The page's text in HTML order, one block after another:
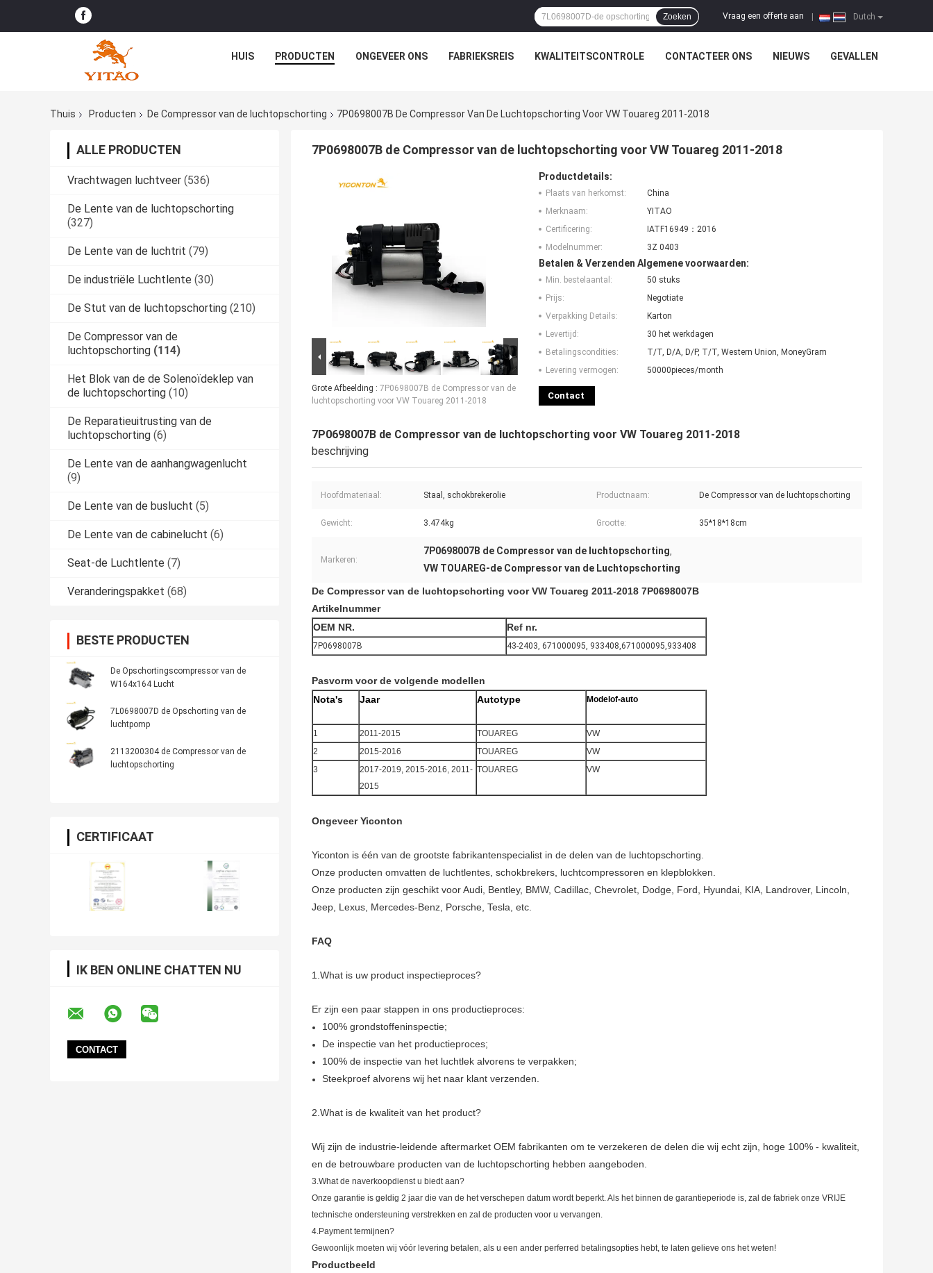
Dutch
Vraag een offerte aan
Zoeken
HUIS PRODUCTEN ONGEVEER ONS FABRIEKSREIS KWALITEITSCONTROLE CONTACTEER ONS NIEUWS GEVALLEN
Thuis Producten De Compressor van de luchtopschorting 7P0698007B De Compressor Van De Luchtopschorting Voor VW Touareg 2011-2018
ALLE PRODUCTEN
Vrachtwagen luchtveer (536)
De Lente van de luchtopschorting
(327)
De Lente van de luchtrit (79)
De industriële Luchtlente (30)
De Stut van de luchtopschorting (210)
De Compressor van de
luchtopschorting (114)
Het Blok van de de Solenoïdeklep van
de luchtopschorting (10)
De Reparatieuitrusting van de
luchtopschorting (6)
De Lente van de aanhangwagenlucht
(9)
De Lente van de buslucht (5)
De Lente van de cabinelucht (6)
Seat-de Luchtlente (7)
Veranderingspakket (68)
BESTE PRODUCTEN
De Opschortingscompressor van de
W164x164 Lucht
7L0698007D de Opschorting van de
luchtpomp
2113200304 de Compressor van de
luchtopschorting
CERTIFICAAT
IK BEN ONLINE CHATTEN NU
7P0698007B de Compressor van de luchtopschorting voor VW Touareg 2011-2018
Grote Afbeelding : 7P0698007B de Compressor van de
luchtopschorting voor VW Touareg 2011-2018
Productdetails:
Plaats van herkomst:
China
Merknaam:
YITAO
Certificering:
IATF16949：2016
Modelnummer:
3Z 0403
Betalen & Verzenden Algemene voorwaarden:
Min. bestelaantal:
50 stuks
Prijs:
Negotiate
Verpakking Details:
Karton
Levertijd:
30 het werkdagen
Betalingscondities:
T/T, D/A, D/P, T/T, Western Union, MoneyGram
Levering vermogen:
50000pieces/month
Contact
7P0698007B de Compressor van de luchtopschorting voor VW Touareg 2011-2018
beschrijving
Hoofdmateriaal: Staal, schokbrekerolie Productnaam: De Compressor van de luchtopschorting
Gewicht: 3.474kg Grootte: 35*18*18cm
Markeren:
7P0698007B de Compressor van de luchtopschorting,
VW TOUAREG-de Compressor van de Luchtopschorting
De Compressor van de luchtopschorting voor VW Touareg 2011-2018 7P0698007B
Artikelnummer
OEM NR.
Ref nr.
7P0698007B 43-2403, 671000095, 933408,671000095,933408
Pasvorm voor de volgende modellen
Nota's
Jaar Autotype Modelof-auto
1 2011-2015 TOUAREG
VW
2
2015-2016 TOUAREG
VW
3
2017-2019, 2015-2016, 2011-
2015
TOUAREG VW
Ongeveer Yiconton
Yiconton is één van de grootste fabrikantenspecialist in de delen van de luchtopschorting.
Onze producten omvatten de luchtlentes, schokbrekers, luchtcompressoren en klepblokken.
Onze producten zijn geschikt voor Audi, Bentley, BMW, Cadillac, Chevrolet, Dodge, Ford, Hyundai, KIA, Landrover, Lincoln,
Jeep, Lexus, Mercedes-Benz, Porsche, Tesla, etc.
FAQ
1.What is uw product inspectieproces?
Er zijn een paar stappen in ons productieproces:
100% grondstoffeninspectie;
De inspectie van het productieproces;
100% de inspectie van het luchtlek alvorens te verpakken;
Steekproef alvorens wij het naar klant verzenden.
2.What is de kwaliteit van het product?
Wij zijn de industrie-leidende aftermarket OEM fabrikanten om te verzekeren de delen die wij echt zijn, hoge 100% - kwaliteit,
en de betrouwbare producten van de luchtopschorting hebben aangeboden.
3.What de naverkoopdienst u biedt aan?
Onze garantie is geldig 2 jaar die van de het verschepen datum wordt beperkt. Als het binnen de garantieperiode is, zal de fabriek onze VRIJE
technische ondersteuning verstrekken en zal de producten voor u vervangen.
4.Payment termijnen?
Gewoonlijk moeten wij vóór levering betalen, als u een ander perferred betalingsopties hebt, te laten gelieve ons het weten!
Productbeeld